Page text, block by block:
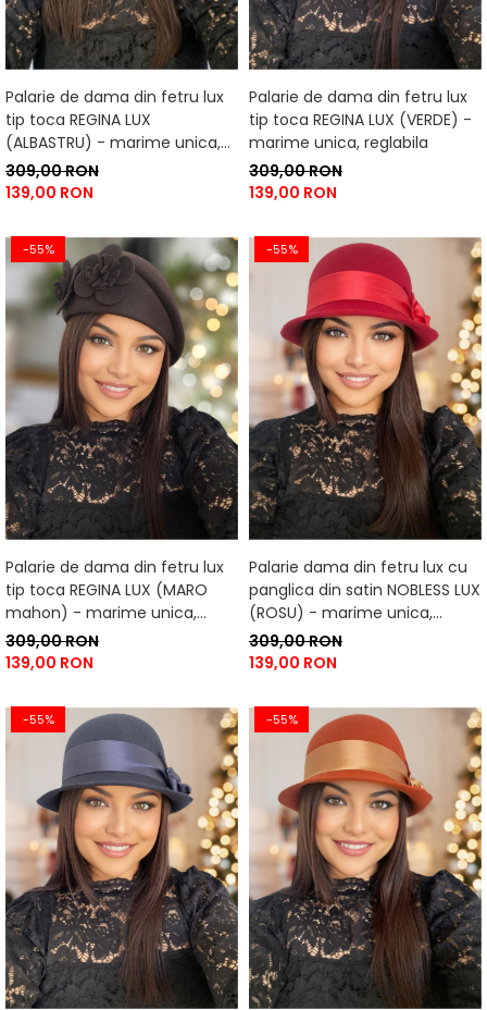
Palarie de dama din fetru lux
tip toca REGINA LUX
(ALBASTRU) - marime unica,
reglabila
309,00 RON
139,00 RON
Palarie de dama din fetru lux
tip toca REGINA LUX (VERDE) -
marime unica, reglabila
309,00 RON
139,00 RON
-55%
Palarie de dama din fetru lux
tip toca REGINA LUX (MARO
mahon) - marime unica,
reglabila
309,00 RON
139,00 RON
-55%
Palarie dama din fetru lux cu
panglica din satin NOBLESS LUX
(ROSU) - marime unica,
reglabila
309,00 RON
139,00 RON
-55% -55%